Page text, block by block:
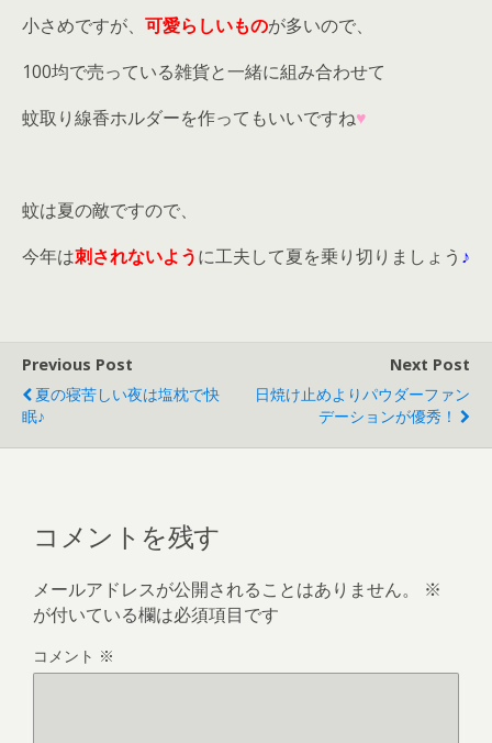
小さめですが、 可愛らしいものが多いので、
100均で売っている雑貨と一緒に組み合わせて
蚊取り線香ホルダーを作ってもいいですね♥
蚊は夏の敵ですので、
今年は刺されないように工夫して夏を乗り切りましょう ♪
Previous Post
夏の寝苦しい夜は塩枕で快
眠♪
Next Post
日焼け止めよりパウダーファン
デーションが優秀！
コメントを残す
メールアドレスが公開されることはありません。
※
が付いている欄は必須項目です
コメント ※